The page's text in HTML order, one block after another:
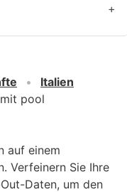
+
Italien
pool
auf einem
Verfeinern Sie Ihre
Daten, um den